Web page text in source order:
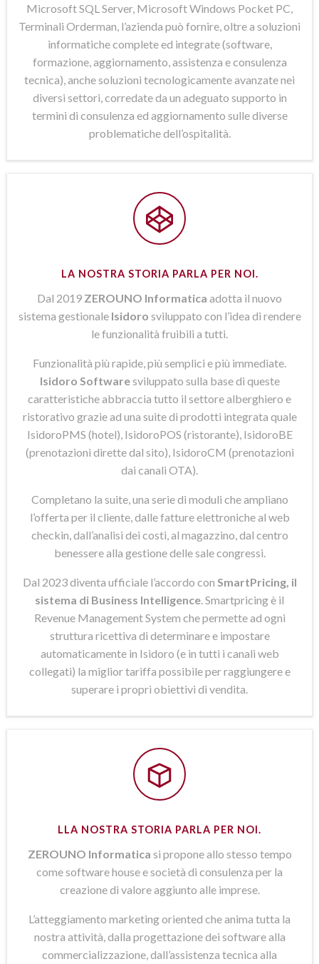
Microsoft SQL Server, Microsoft Windows Pocket PC,
Terminali Orderman, l’azienda può fornire, oltre a soluzioni
informatiche complete ed integrate (software,
formazione, aggiornamento, assistenza e consulenza
tecnica), anche soluzioni tecnologicamente avanzate nei
diversi settori, corredate da un adeguato supporto in
termini di consulenza ed aggiornamento sulle diverse
problematiche dell’ospitalità.
LA NOSTRA STORIA PARLA PER NOI.
Dal 2019 ZEROUNO Informatica adotta il nuovo
sistema gestionale Isidoro sviluppato con l’idea di rendere
le funzionalità fruibili a tutti.
Funzionalità più rapide, più semplici e più immediate.
Isidoro Softwaresviluppato sulla base di queste
caratteristiche abbraccia tutto il settore alberghiero e
ristorativo grazie ad una suite di prodotti integrata quale
IsidoroPMS (hotel), IsidoroPOS (ristorante), IsidoroBE
(prenotazioni dirette dal sito), IsidoroCM (prenotazioni
dai canali OTA).
Completano la suite, una serie di moduli che ampliano
l’offerta per il cliente, dalle fatture elettroniche al web
checkin, dall’analisi dei costi, al magazzino, dal centro
benessere alla gestione delle sale congressi.
Dal 2023 diventa ufficiale l’accordo con SmartPricing, il
sistema di Business Intelligence . Smartpricing è il
Revenue Management System che permette ad ogni
struttura ricettiva di determinare e impostare
automaticamente in Isidoro (e in tutti i canali web
collegati) la miglior tariffa possibile per raggiungere e
superare i propri obiettivi di vendita.
LLA NOSTRA STORIA PARLA PER NOI.
ZEROUNO Informatica si propone allo stesso tempo
come software house e società di consulenza per la
creazione di valore aggiunto alle imprese.
L’atteggiamento marketing oriented che anima tutta la
nostra attività, dalla progettazione dei software alla
commercializzazione, dall’assistenza tecnica alla